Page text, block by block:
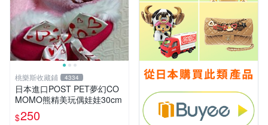
桃樂斯收藏鋪 4334
日本進口POST PET夢幻CO
MOMO熊精美玩偶娃娃30cm
$250